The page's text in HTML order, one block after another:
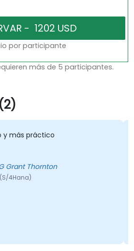
por participante
más de 5 participantes.
y más práctico
Grant Thornton
4Hana)